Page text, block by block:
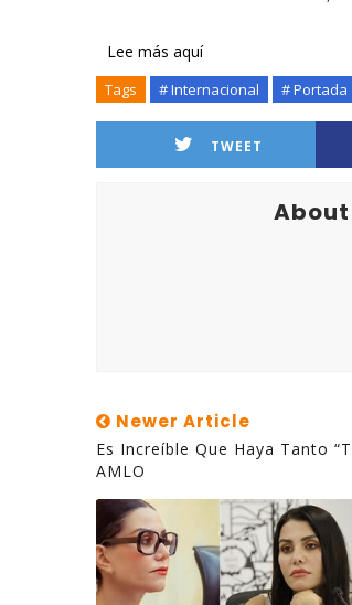
Lee más aquí
Tags # Internacional # Portada
TWEET
Newer Article
Es Increíble Que Haya Tanto
AMLO